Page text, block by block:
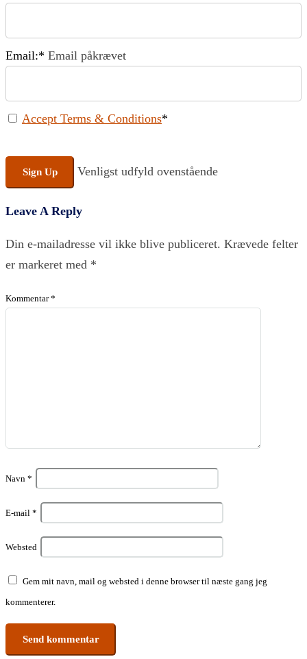
Email:* Email påkrævet
Accept Terms & Conditions*
No val Venligst udfyld ovenstående
Leave A Reply
Din e-mailadresse vil ikke blive publiceret. Krævede felter
er markeret med *
Kommentar*
Navn *
E-mail *
Websted
Gem mit navn, mail og websted i denne browser til næste gang jeg
kommenterer.